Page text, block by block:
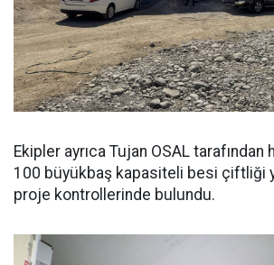
Ekipler ayrıca Tujan OSAL tarafından
100 büyükbaş kapasiteli besi çiftliği
proje kontrollerinde bulundu.